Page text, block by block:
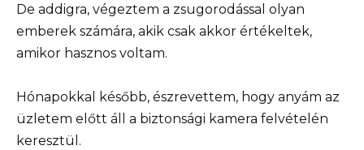
De addigra, végeztem a zsugorodással olyan
emberek számára, akik csak akkor értékeltek,
amikor hasznos voltam.
Hónapokkal később, észrevettem, hogy anyám az
üzletem előtt áll a biztonsági kamera felvételén
keresztül.